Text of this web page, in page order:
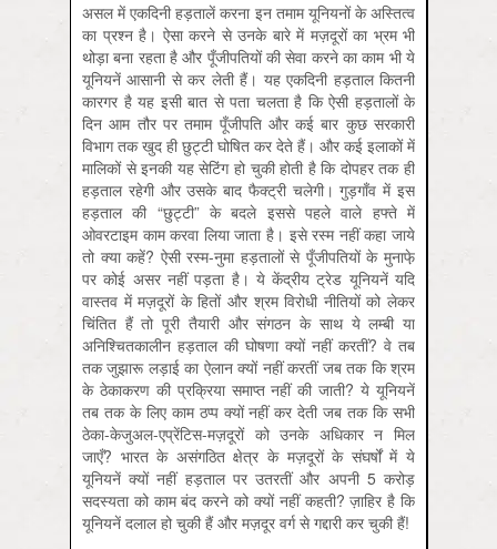
असल में एकदिनी हड़तालें करना इन तमाम यूनियनों के अस्तित्व
का प्रश्न है। ऐसा करने से उनके बारे में मज़दूरों का भ्रम भी
थोड़ा बना रहता है और पूँजीपतियों की सेवा करने का काम भी ये
यूनियनें आसानी से कर लेती हैं। यह एकदिनी हड़ताल कितनी
कारगर है यह इसी बात से पता चलता है कि ऐसी हड़तालों के
दिन आम तौर पर तमाम पूँजीपति और कई बार कुछ सरकारी
विभाग तक खुद ही छुट्टी घोषित कर देते हैं। और कई इलाकों में
मालिकों से इनकी यह सेटिंग हो चुकी होती है कि दोपहर तक ही
हड़ताल रहेगी और उसके बाद फैक्ट्री चलेगी। गुड़गाँव में इस
हड़ताल की “छुट्टी” के बदले इससे पहले वाले हफ्ते में
ओवरटाइम काम करवा लिया जाता है। इसे रस्म नहीं कहा जाये
तो क्या कहें? ऐसी रस्म-नुमा हड़तालों से पूँजीपतियों के मुनाफे़
पर कोई असर नहीं पड़ता है। ये केंद्रीय ट्रेड यूनियनें यदि
वास्तव में मज़दूरों के हितों और श्रम विरोधी नीतियों को लेकर
चिंतित हैं तो पूरी तैयारी और संगठन के साथ ये लम्‍बी या
अनिश्चितकालीन हड़ताल की घोषणा क्यों नहीं करतीं? वे तब
तक जुझारू लड़ाई का ऐलान क्‍यों नहीं करतीं जब तक कि श्रम
के ठेकाकरण की प्रक्रिया समाप्त नहीं की जाती? ये यूनियनें
तब तक के लिए काम ठप्प क्यों नहीं कर देती जब तक कि सभी
ठेका-केजुअल-एप्रेंटिस-मज़दूरों को उनके अधिकार न मिल
जाएँ? भारत के असंगठित क्षेत्र के मज़दूरों के संघर्षों में ये
यूनियनें क्यों नहीं हड़ताल पर उतरतीं और अपनी 5 करोड़
सदस्यता को काम बंद करने को क्यों नहीं कहती? ज़ाहिर है कि
यूनियनें दलाल हो चुकी हैं और मज़दूर वर्ग से गद्दारी कर चुकी हैं!